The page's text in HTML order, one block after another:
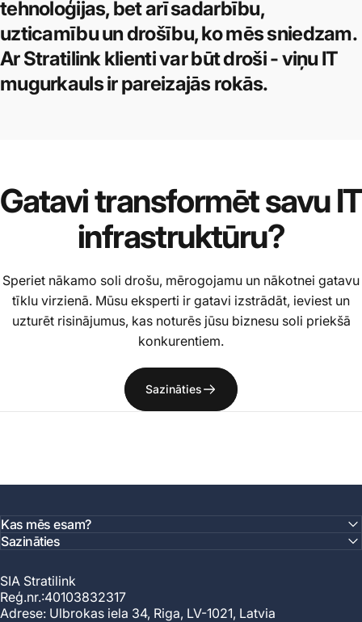
tehnoloģijas, bet arī sadarbību,
uzticamību un drošību, ko mēs sniedzam.
Ar Stratilink klienti var būt droši - viņu IT
mugurkauls ir pareizajās rokās.
GatavitransformētsavuIT
infrastruktūru?
Speriet nākamo soli drošu, mērogojamu un nākotnei gatavu
tīklu virzienā. Mūsu eksperti ir gatavi izstrādāt, ieviest un
uzturēt risinājumus, kas noturēs jūsu biznesu soli priekšā
konkurentiem.
Sazināties
Kas mēs esam?
Sazināties
SIA Stratilink
Reģ.nr.:40103832317
Adrese: Ulbrokas iela 34, Riga, LV-1021, Latvia